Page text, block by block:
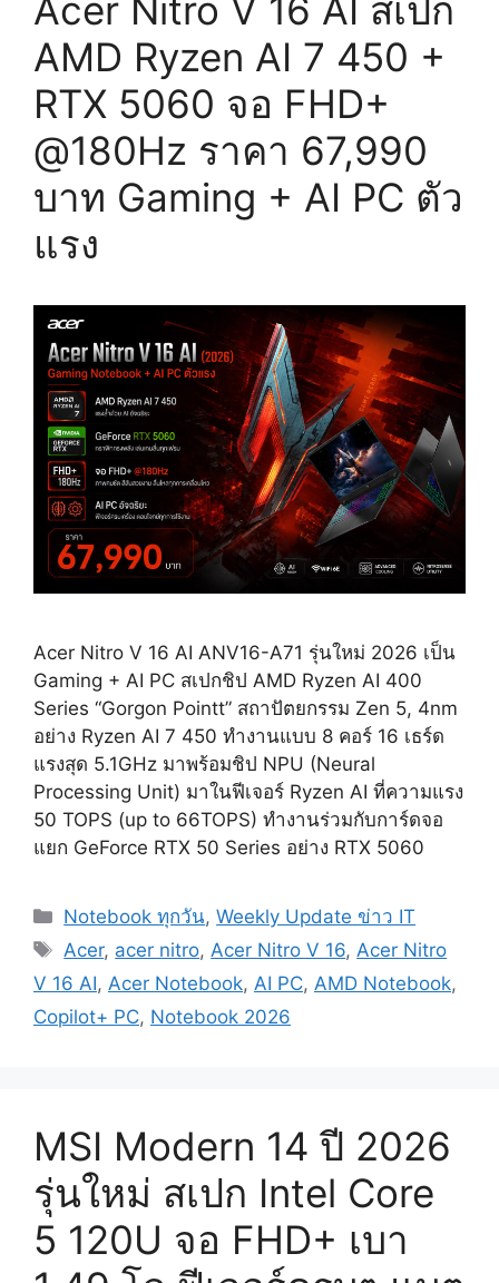
Acer Nitro V 16 AI สเปก
AMD Ryzen AI 7 450 +
RTX 5060 จอ FHD+
@180Hz ราคา 67,990
บาท Gaming + AI PC ตัว
แรง
Acer Nitro V 16 AI ANV16-A71 รุ่นใหม่ 2026 เป็น
Gaming + AI PC สเปกชิป AMD Ryzen AI 400
Series “Gorgon Pointt” สถาปัตยกรรม Zen 5, 4nm
อย่าง Ryzen AI 7 450 ทำงานแบบ 8 คอร์ 16 เธร์ด
แรงสุด 5.1GHz มาพร้อมชิป NPU (Neural
Processing Unit) มาในฟีเจอร์ Ryzen AI ที่ความแรง
50 TOPS (up to 66TOPS) ทำงานร่วมกับการ์ดจอ
แยก GeForce RTX 50 Series อย่าง RTX 5060
Categories
Notebook ทุกวัน,Weekly Update ข่าว IT
Tags
Acer, acer nitro, Acer Nitro V 16, Acer Nitro
V 16 AI, Acer Notebook, AI PC, AMD Notebook,
Copilot+ PC, Notebook 2026
MSI Modern 14 ปี 2026
รุ่นใหม่ สเปก Intel Core
5 120U จอ FHD+ เบา